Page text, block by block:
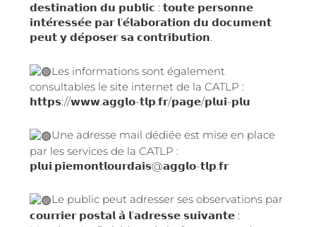
𝗱𝗲𝘀𝘁𝗶𝗻𝗮𝘁𝗶𝗼𝗻 𝗱𝘂 𝗽𝘂𝗯𝗹𝗶𝗰 : 𝘁𝗼𝘂𝘁𝗲 𝗽𝗲𝗿𝘀𝗼𝗻𝗻𝗲
𝗶𝗻𝘁𝗲́𝗿𝗲𝘀𝘀𝗲́𝗲 𝗽𝗮𝗿 𝗹’𝗲́𝗹𝗮𝗯𝗼𝗿𝗮𝘁𝗶𝗼𝗻 𝗱𝘂 𝗱𝗼𝗰𝘂𝗺𝗲𝗻𝘁
𝗽𝗲𝘂𝘁 𝘆 𝗱𝗲́𝗽𝗼𝘀𝗲𝗿 𝘀𝗮 𝗰𝗼𝗻𝘁𝗿𝗶𝗯𝘂𝘁𝗶𝗼𝗻.
Les informations sont également
consultables le site internet de la CATLP :
𝗵𝘁𝘁𝗽𝘀://𝘄𝘄𝘄.𝗮𝗴𝗴𝗹𝗼-𝘁𝗹𝗽.𝗳𝗿/𝗽𝗮𝗴𝗲/𝗽𝗹𝘂𝗶-𝗽𝗹𝘂
Une adresse mail dédiée est mise en place
par les services de la CATLP :
𝗽𝗹𝘂𝗶.𝗽𝗶𝗲𝗺𝗼𝗻𝘁𝗹𝗼𝘂𝗿𝗱𝗮𝗶𝘀@𝗮𝗴𝗴𝗹𝗼-𝘁𝗹𝗽.𝗳𝗿
Le public peut adresser ses observations par
𝗰𝗼𝘂𝗿𝗿𝗶𝗲𝗿 𝗽𝗼𝘀𝘁𝗮𝗹 𝗮̀ 𝗹’𝗮𝗱𝗿𝗲𝘀𝘀𝗲 𝘀𝘂𝗶𝘃𝗮𝗻𝘁𝗲 :